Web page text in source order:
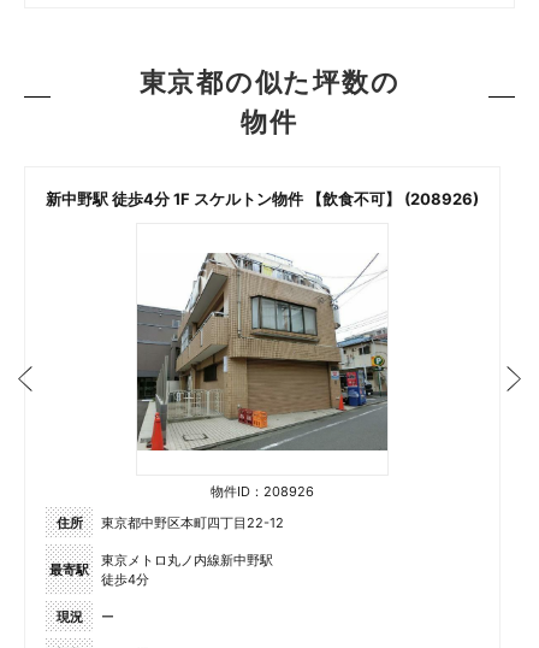
東京都の似た坪数の
物件
新中野駅 徒歩4分 1F スケルトン物件 【飲食不可】 (208926)
物件ID：208926
住所
東京都中野区本町四丁目22-12
最寄駅
東京メトロ丸ノ内線新中野駅
徒歩4分
現況 ー